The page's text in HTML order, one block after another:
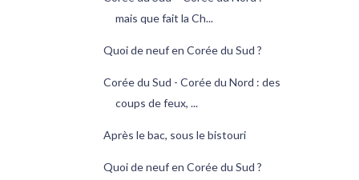
mais que fait la Ch...
Quoi de neuf en Corée du Sud ?
Corée du Sud - Corée du Nord : des
coups de feux, ...
Après le bac, sous le bistouri
Quoi de neuf en Corée du Sud ?